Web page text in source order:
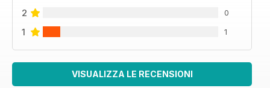
2 0
1 1
VISUALIZZA LE RECENSIONI